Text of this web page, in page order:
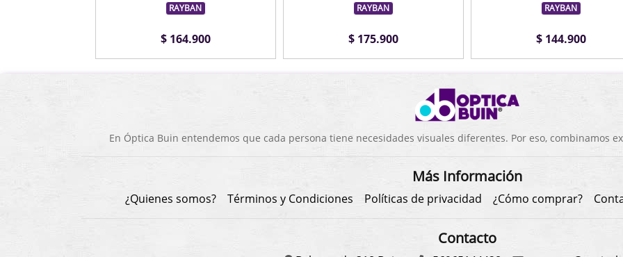
RAYBAN
$ 164.900
RAYBAN
$ 175.900
RAYBAN
$ 144.900
En Óptica Buin entendemos que cada persona tiene necesidades visuales diferentes. Por eso, combinamos
Más Información
¿Quienes somos? Términos y Condiciones Políticas de privacidad ¿Cómo comprar?
Contacto